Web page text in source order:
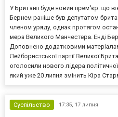
У Британії буде новий прем'єр: що
Бернем раніше був депутатом
членом уряду, однак протягом
мера Великого Манчестера. Енді
Доповнено додатковими
Лейбористської партії Великої
оголосили нового лідера
який уже 20 липня змінить Кіра
Суспільство 17:35, 17 липня